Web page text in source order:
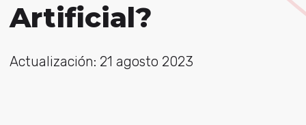
Artificial?
Actualización: 21 agosto 2023